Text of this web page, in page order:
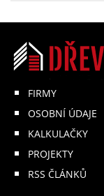
FIRMY
OSOBNÍ ÚDAJE
KALKULAČKY
PROJEKTY
RSS ČLÁNKŮ